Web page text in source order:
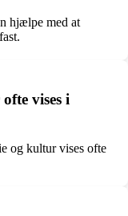
hjælpe med at
vises i
og kultur vises ofte